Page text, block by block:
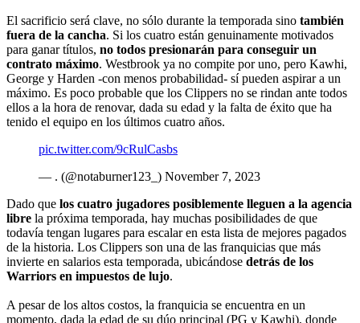
El sacrificio será clave, no sólo durante la temporada sino también
fuera de la cancha. Si los cuatro están genuinamente motivados
para ganar títulos, no todos presionarán para conseguir un
contrato máximo. Westbrook ya no compite por uno, pero Kawhi,
George y Harden -con menos probabilidad- sí pueden aspirar a un
máximo. Es poco probable que los Clippers no se rindan ante todos
ellos a la hora de renovar, dada su edad y la falta de éxito que ha
tenido el equipo en los últimos cuatro años.
pic.twitter.com/9cRulCasbs
— . (@notaburner123_) November 7, 2023
Dado que los cuatro jugadores posiblemente lleguen a la agencia
libre la próxima temporada, hay muchas posibilidades de que
todavía tengan lugares para escalar en esta lista de mejores pagados
de la historia. Los Clippers son una de las franquicias que más
invierte en salarios esta temporada, ubicándose detrás de los
Warriors en impuestos de lujo.
A pesar de los altos costos, la franquicia se encuentra en un
momento, dada la edad de su dúo principal (PG y Kawhi), donde